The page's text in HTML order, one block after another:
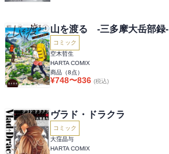
山を渡る -三多摩大岳部録-
コミック
空木哲生
HARTA COMIX
商品（8点）
¥748〜836 (税込)
ヴラド・ドラクラ
コミック
大窪晶与
HARTA COMIX